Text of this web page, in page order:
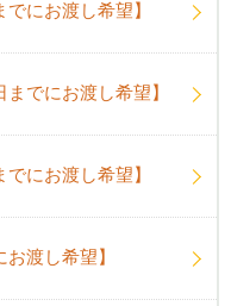
にお渡し希望】
でにお渡し希望】
にお渡し希望】
渡し希望】